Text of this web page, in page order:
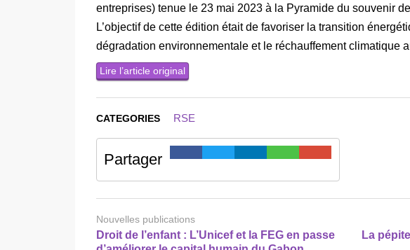
entreprises) tenue le 23 mai 2023 à la Pyramide du souvenir
L’objectif de cette édition était de favoriser la transition
dégradation environnementale et le réchauffement climatique
Lire l’article original
CATEGORIES RSE
Partager
Nouvelles publications
Droit de l’enfant : L’Unicef et la FEG en passe
La